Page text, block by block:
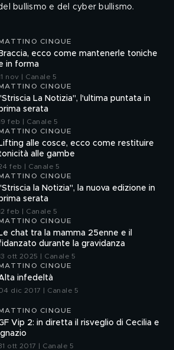
bullismo e del cyber bullismo.
CINQUE
Braccia, ecco come mantenerle toniche
in forma
nov | Canale 5
CINQUE
La Notizia", l'ultima puntata in
serata
feb | Canale 5
CINQUE
Lifting alle cosce, ecco come restituire
alle gambe
feb | Canale 5
CINQUE
la Notizia", la nuova edizione in
serata
feb | Canale 5
CINQUE
Le chat tra la mamma 25enne e il
durante la gravidanza
ott 2025 | Canale 5
CINQUE
infedeltà
dic 2017 | Canale 5
CINQUE
Vip 2: in diretta il risveglio di Cecilia e
Ignazio
ott 2017 | Canale 5